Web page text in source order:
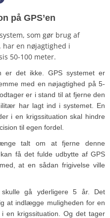
på GPS’en
som gør brug af
en nøjagtighed i
50-100 meter.
er det ikke. GPS systemet er
med en nøjagtighed på 5-
er i stand til at fjerne den
har lagt ind i systemet. En
i en krigssituation skal hindre
til egen fordel.
talt om at fjerne denne
få det fulde udbytte af GPS
at en sådan frigivelse ville
gå yderligere 5 år. Det
at indlægge muligheden for en
en krigssituation. Og det tager